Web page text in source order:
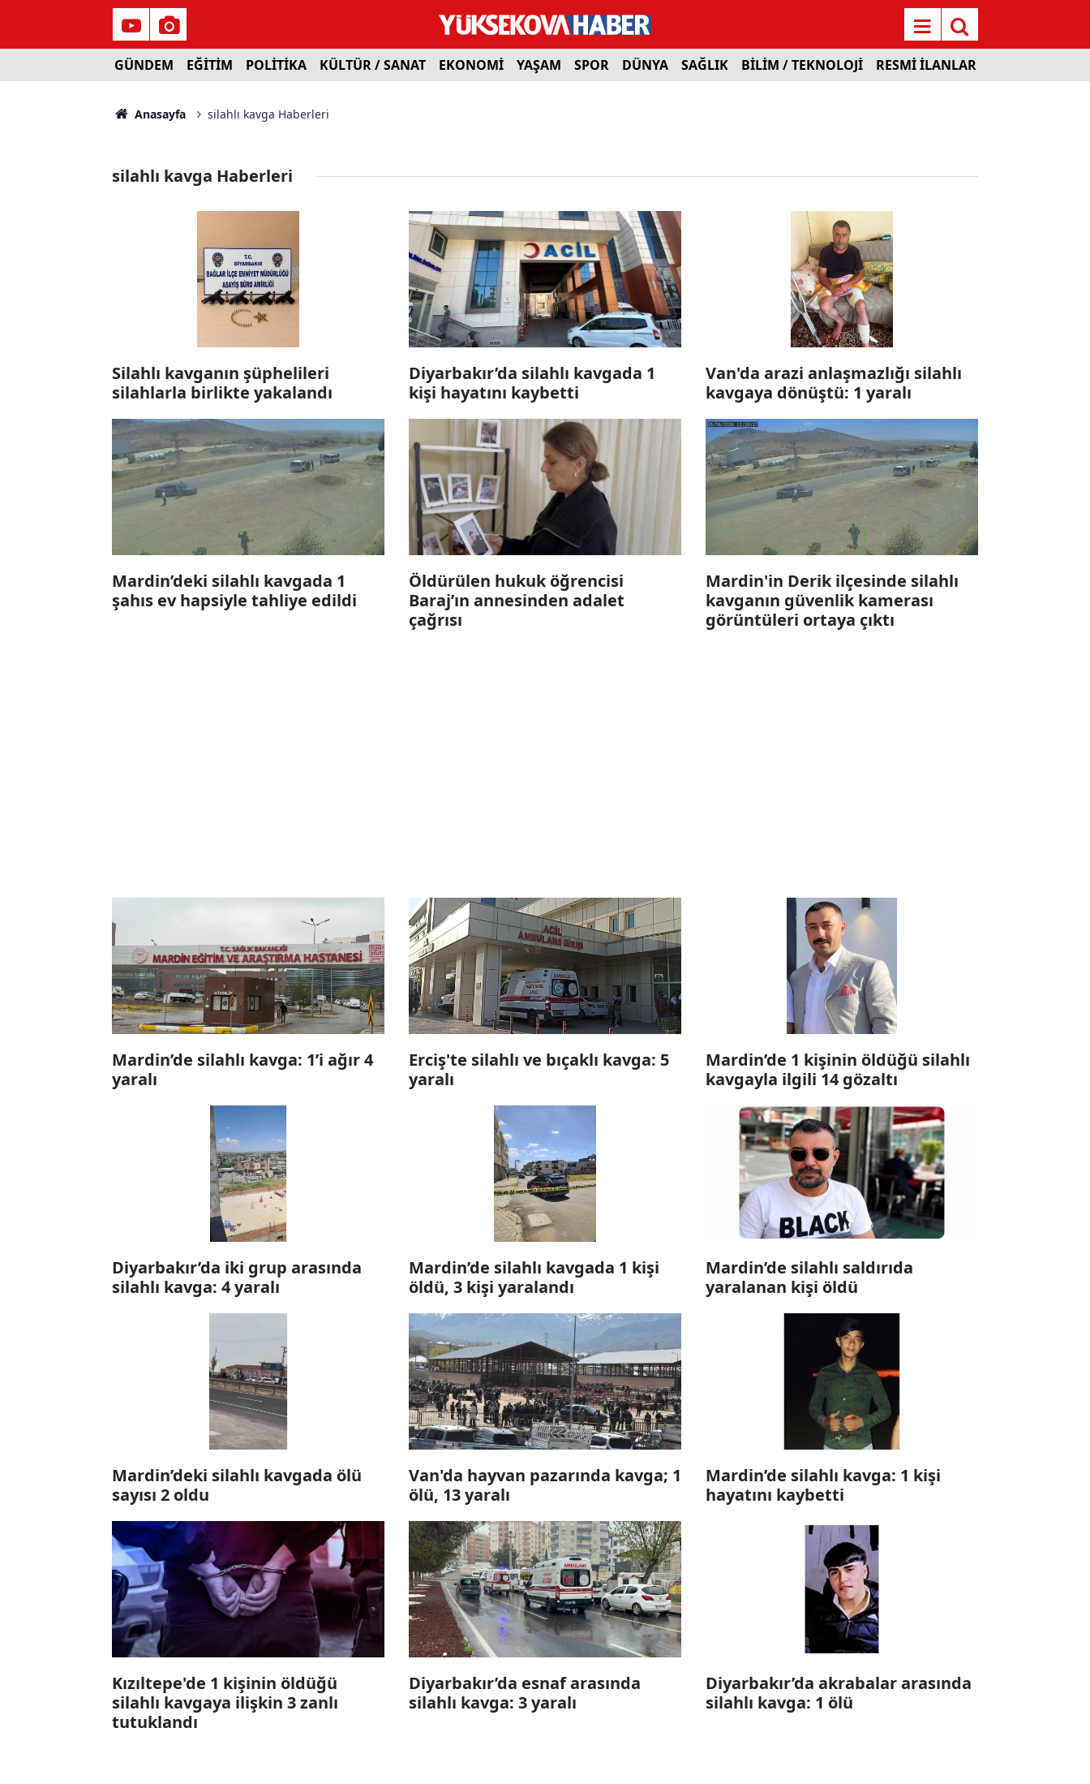
GÜNDEM EĞİTİM POLİTİKA KÜLTÜR / SANAT EKONOMİ YAŞAM SPOR DÜNYA SAĞLIK BİLİM / TEKNOLOJİ RESMİ İLANLAR
Anasayfa silahlı kavga Haberleri
silahlı kavga Haberleri
Silahlı kavganın şüphelileri
silahlarla birlikte yakalandı
Diyarbakır’da silahlı kavgada 1
kişi hayatını kaybetti
Van'da arazi anlaşmazlığı silahlı
kavgaya dönüştü: 1 yaralı
Mardin’deki silahlı kavgada 1
şahıs ev hapsiyle tahliye edildi
Öldürülen hukuk öğrencisi
Baraj’ın annesinden adalet
çağrısı
Mardin'in Derik ilçesinde silahlı
kavganın güvenlik kamerası
görüntüleri ortaya çıktı
Mardin’de silahlı kavga: 1’i ağır 4
yaralı
Erciş'te silahlı ve bıçaklı kavga: 5
yaralı
Mardin’de 1 kişinin öldüğü silahlı
kavgayla ilgili 14 gözaltı
Diyarbakır’da iki grup arasında
silahlı kavga: 4 yaralı
Mardin’de silahlı kavgada 1 kişi
öldü, 3 kişi yaralandı
Mardin’de silahlı saldırıda
yaralanan kişi öldü
Mardin’deki silahlı kavgada ölü
sayısı 2 oldu
Van'da hayvan pazarında kavga; 1
ölü, 13 yaralı
Mardin’de silahlı kavga: 1 kişi
hayatını kaybetti
Kızıltepe'de 1 kişinin öldüğü
silahlı kavgaya ilişkin 3 zanlı
tutuklandı
Diyarbakır’da esnaf arasında
silahlı kavga: 3 yaralı
Diyarbakır’da akrabalar arasında
silahlı kavga: 1 ölü